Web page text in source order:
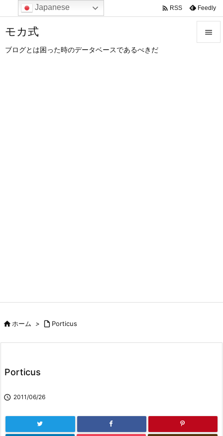
モカ式
ブログとは困った時のデータベースであるべきだ

 RSS Feedly
ホーム >  Porticus
Porticus
 2011/06/26
Japanese